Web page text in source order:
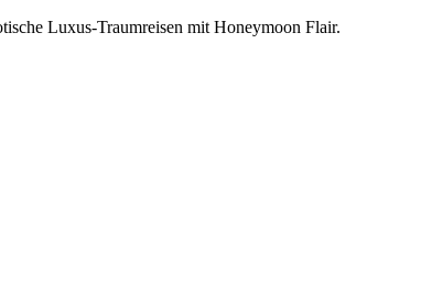
Luxus-Traumreisen mit Honeymoon Flair.